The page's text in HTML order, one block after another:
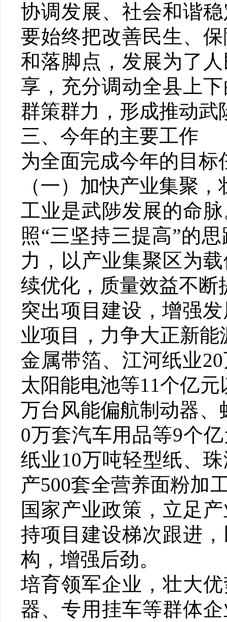
协调发展、社会和谐
要始终把改善民生、
和落脚点，发展为了
享，充分调动全县上
群策群力，形成推动武
三、今年的主要工作
为全面完成今年的目
（一）加快产业集聚
工业是武陟发展的命
照“三坚持三提高”的
力，以产业集聚区为
续优化，质量效益不断
突出项目建设，增强
业项目，力争大正新
金属带箔、江河纸业
太阳能电池等11个亿
万台风能偏航制动器
0万套汽车用品等9个
纸业10万吨轻型纸、
产500套全营养面粉加
国家产业政策，立足
持项目建设梯次跟进
构，增强后劲。
培育领军企业，壮大
器、专用挂车等群体